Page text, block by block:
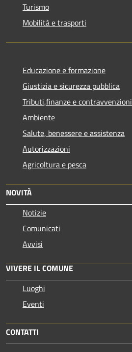
Turismo
Mobilità e trasporti
Educazione e formazione
Giustizia e sicurezza pubblica
Tributi,finanze e contravvenzioni
Ambiente
Salute, benessere e assistenza
Autorizzazioni
Agricoltura e pesca
NOVITÀ
Notizie
Comunicati
Avvisi
VIVERE IL COMUNE
Luoghi
Eventi
CONTATTI